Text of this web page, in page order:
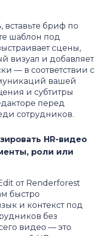
бриф по
шаблон под
сцены,
визуал и добавляет
— в соответствии с
вашей
и субтитры
перед
сотрудников.
HR-видео
роли или
от Renderforest
быстро
и контекст под
без
видео — это